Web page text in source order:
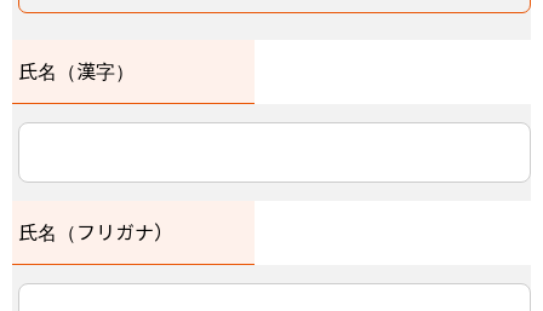
氏名（漢字）
氏名（フリガナ）